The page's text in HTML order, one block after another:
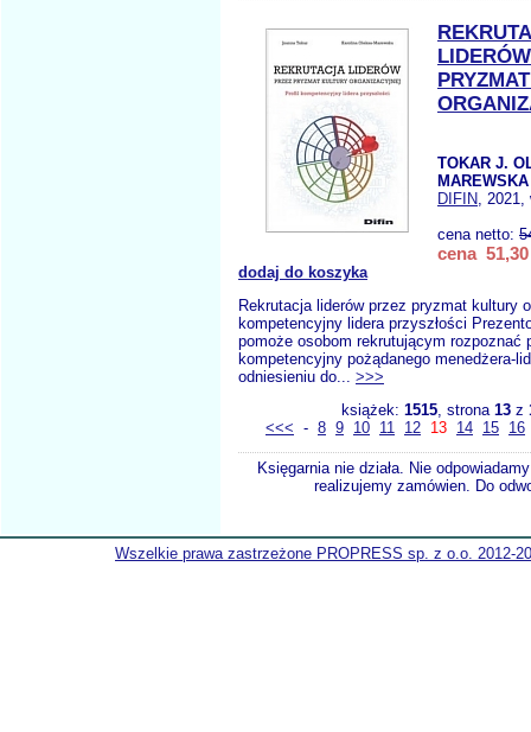
TOKAR J.
DIFIN, 2021,
cena netto:
cena 51,30
dodaj do koszyka
Rekrutacja liderów przez pryzmat kultury
kompetencyjny lidera przyszłości
pomoże osobom rekrutującym rozpoznać
kompetencyjny pożądanego menedżera-
odniesieniu do... >>>
książek: 1515, strona 13 z
<<< - 8 9 10 11 12 13 14 15 16
Księgarnia nie działa. Nie
realizujemy zamówien. Do
Wszelkie prawa zastrzeżone PROPRESS sp. z o.o. 2012-